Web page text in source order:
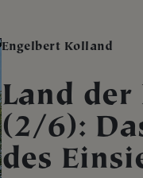
Engelbert Kolland
Land der
(2/6):
des